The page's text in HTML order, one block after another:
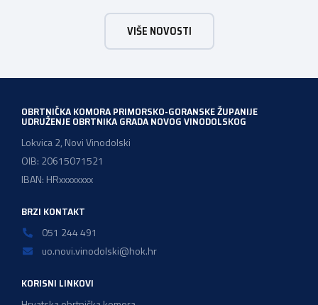
sajamsko-edukativno događanje koje za cilj ima: Što Dan
poslova nudi: U okviru Dana poslova, HZZ, Područna
služba Rijeka održati će prezentaciju o mjerama […]
VIŠE NOVOSTI
OBRTNIČKA KOMORA PRIMORSKO-GORANSKE ŽUPANIJE
UDRUŽENJE OBRTNIKA GRADA NOVOG VINODOLSKOG
Lokvica 2, Novi Vinodolski
OIB: 20615071521
IBAN: HRxxxxxxxx
BRZI KONTAKT
051 244 491
uo.novi.vinodolski@hok.hr
KORISNI LINKOVI